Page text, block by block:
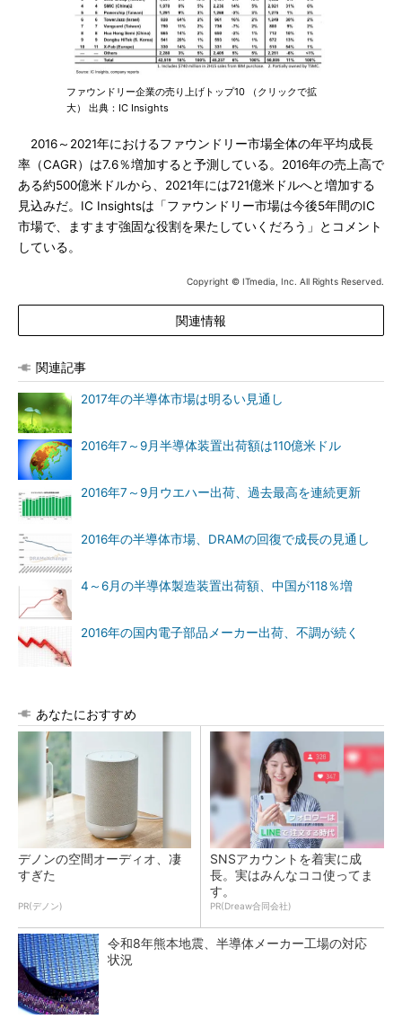
ファウンドリー企業の売り上げトップ10 （クリックで拡
大） 出典：IC Insights
2016～2021年におけるファウンドリー市場全体の年平均成長
率（CAGR）は7.6％増加すると予測している。2016年の売上高で
ある約500億米ドルから、2021年には721億米ドルへと増加する
見込みだ。IC Insightsは「ファウンドリー市場は今後5年間のIC
市場で、ますます強固な役割を果たしていくだろう」とコメント
している。
Copyright © ITmedia, Inc. All Rights Reserved.
関連情報
関連記事
2017年の半導体市場は明るい見通し
2016年7～9月半導体装置出荷額は110億米ドル
2016年7～9月ウエハー出荷、過去最高を連続更新
2016年の半導体市場、DRAMの回復で成長の見通し
4～6月の半導体製造装置出荷額、中国が118％増
2016年の国内電子部品メーカー出荷、不調が続く
あなたにおすすめ
デノンの空間オーディオ、凄
すぎた
PR(デノン)
SNSアカウントを着実に成
長。実はみんなココ使ってま
す。
PR(Dreaw合同会社)
令和8年熊本地震、半導体メーカー工場の対応
状況